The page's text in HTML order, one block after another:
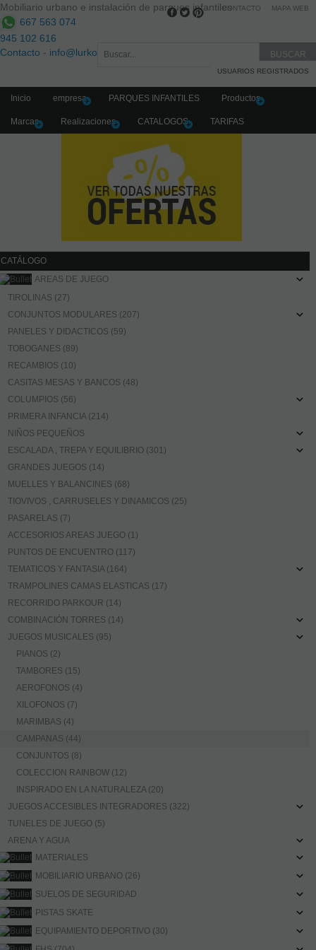
Mobiliario urbano e instalación de parques infantiles
667 563 074
945 102 616
Contacto - info@lurkoi.com
USUARIOS REGISTRADOS
CONTACTO MAPA WEB
Inicio empresa PARQUES INFANTILES Productos
Marcas Realizaciones CATALOGOS TARIFAS
CATÁLOGO
AREAS DE JUEGO
TIROLINAS (27)
CONJUNTOS MODULARES (207)
PANELES Y DIDACTICOS (59)
TOBOGANES (89)
RECAMBIOS (10)
CASITAS MESAS Y BANCOS (48)
COLUMPIOS (56)
PRIMERA INFANCIA (214)
NIÑOS PEQUEÑOS
ESCALADA , TREPA Y EQUILIBRIO (301)
GRANDES JUEGOS (14)
MUELLES Y BALANCINES (68)
TIOVIVOS , CARRUSELES Y DINAMICOS (25)
PASARELAS (7)
ACCESORIOS AREAS JUEGO (1)
PUNTOS DE ENCUENTRO (117)
TEMATICOS Y FANTASIA (164)
TRAMPOLINES CAMAS ELASTICAS (17)
RECORRIDO PARKOUR (14)
COMBINACIÓN TORRES (14)
JUEGOS MUSICALES (95)
PIANOS (2)
TAMBORES (15)
AEROFONOS (4)
XILOFONOS (7)
MARIMBAS (4)
CAMPANAS (44)
CONJUNTOS (8)
COLECCION RAINBOW (12)
INSPIRADO EN LA NATURALEZA (20)
JUEGOS ACCESIBLES INTEGRADORES (322)
TUNELES DE JUEGO (5)
ARENA Y AGUA
MATERIALES
MOBILIARIO URBANO (26)
SUELOS DE SEGURIDAD
PISTAS SKATE
EQUIPAMIENTO DEPORTIVO (30)